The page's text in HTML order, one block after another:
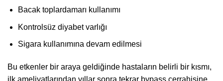
Bacak toplardamarı kullanımı
Kontrolsüz diyabet varlığı
Sigara kullanımına devam edilmesi
Bu etkenler bir araya geldiğinde hastaların belirli bir kısmı,
ilk ameliyatlarından yıllar sonra tekrar bypass cerrahisine